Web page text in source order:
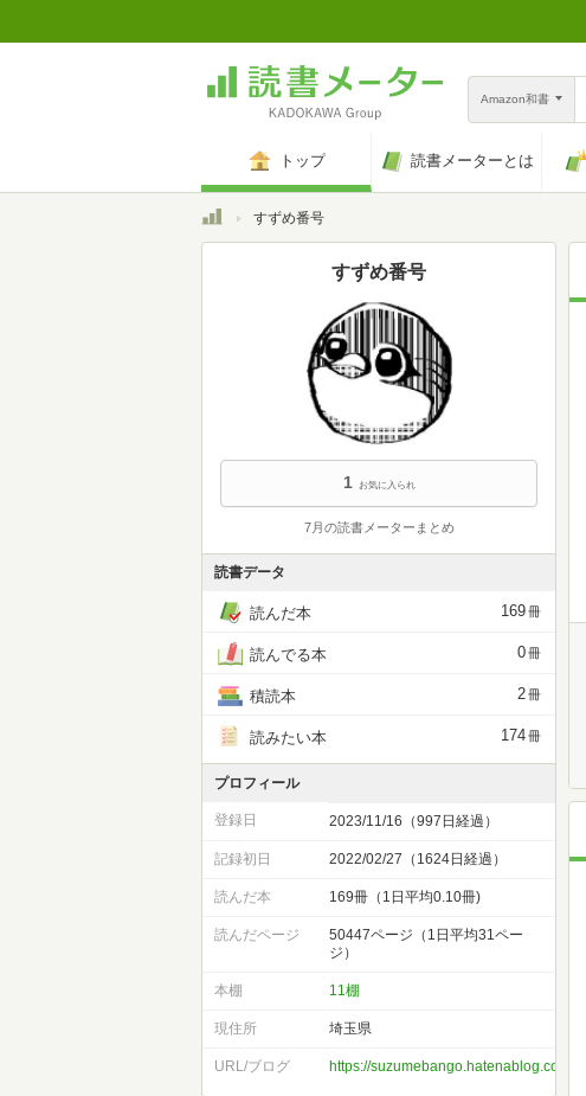
Amazon和書
トップ 読書メーターとは
トップすずめ番号
すずめ番号
1 お気に入られ
7月の読書メーターまとめ
読書データ
読んだ本 169冊
読んでる本 0冊
積読本 2冊
読みたい本 174冊
プロフィール
登録日 2023/11/16（997日経過）
記録初日 2022/02/27（1624日経過）
読んだ本 169冊（1日平均0.10冊)
読んだページ
50447ページ（1日平均31ペー
ジ）
本棚 11棚
現住所 埼玉県
URL/ブログ https://suzumebango.hatenablog.com/